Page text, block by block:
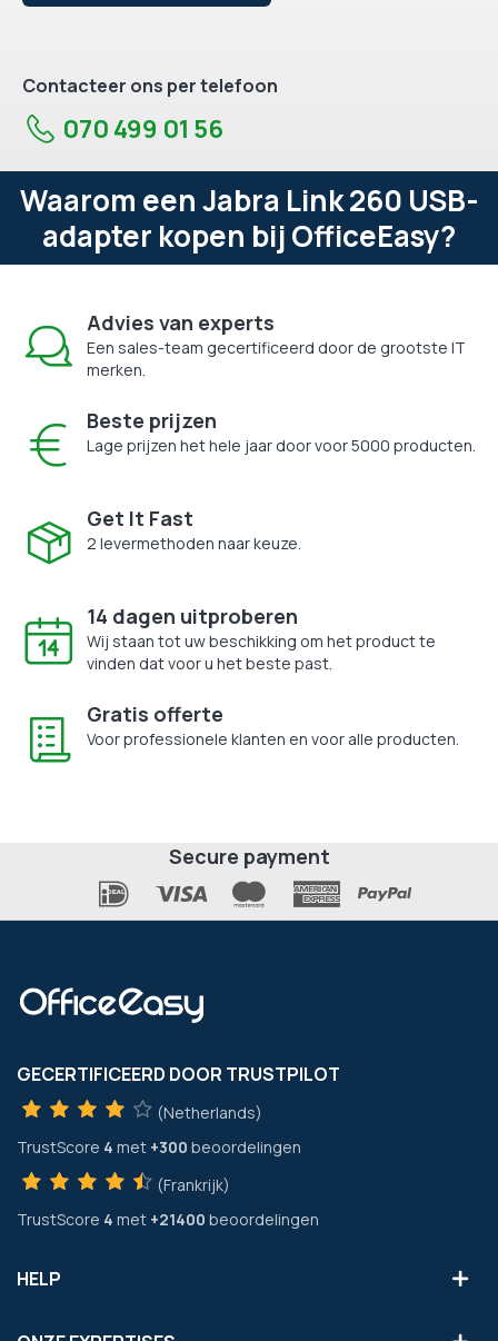
Contacteer ons per telefoon
070 499 01 56
Waarom een Jabra Link 260 USB-
adapter kopen bij OfficeEasy?
Advies van experts
Een sales-team gecertificeerd door de grootste IT
merken.
Beste prijzen
Lage prijzen het hele jaar door voor 5000 producten.
Get It Fast
2 levermethoden naar keuze.
14 dagen uitproberen
Wij staan tot uw beschikking om het product te
vinden dat voor u het beste past.
Gratis offerte
Voor professionele klanten en voor alle producten.
Secure payment
GECERTIFICEERD DOOR TRUSTPILOT
(Netherlands)
TrustScore 4 met +300 beoordelingen
(Frankrijk)
TrustScore 4 met +21400 beoordelingen
HELP